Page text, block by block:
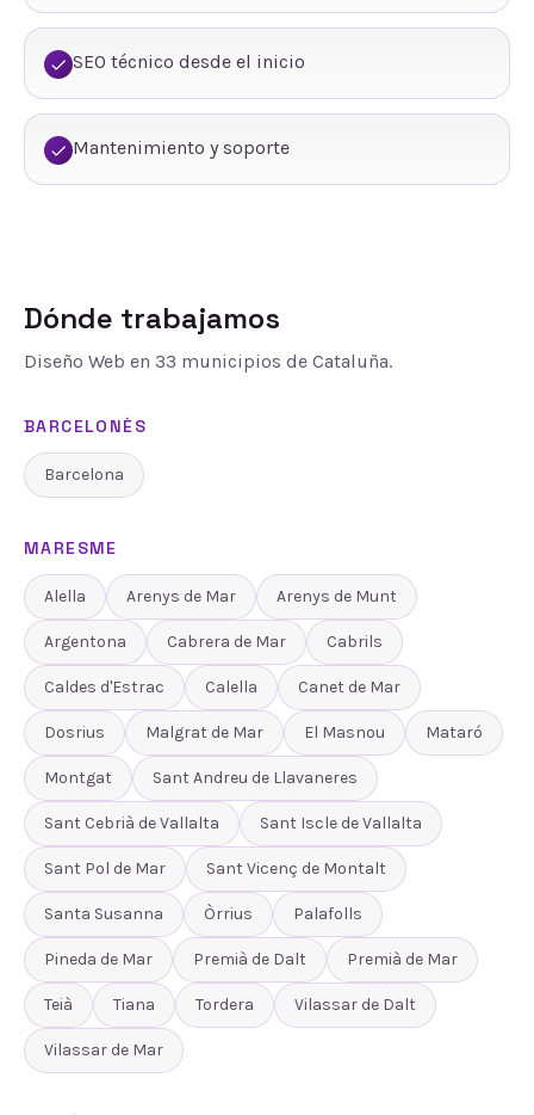
SEO técnico desde el inicio
Mantenimiento y soporte
Dónde trabajamos
Diseño Web en 33 municipios de Cataluña.
BARCELONÈS
Barcelona
MARESME
Alella Arenys de Mar Arenys de Munt
Argentona Cabrera de Mar Cabrils
Caldes d'Estrac Calella Canet de Mar
Dosrius Malgrat de Mar El Masnou Mataró
Montgat Sant Andreu de Llavaneres
Sant Cebrià de Vallalta Sant Iscle de Vallalta
Sant Pol de Mar Sant Vicenç de Montalt
Santa Susanna Òrrius Palafolls
Pineda de Mar Premià de Dalt Premià de Mar
Teià Tiana Tordera Vilassar de Dalt
Vilassar de Mar